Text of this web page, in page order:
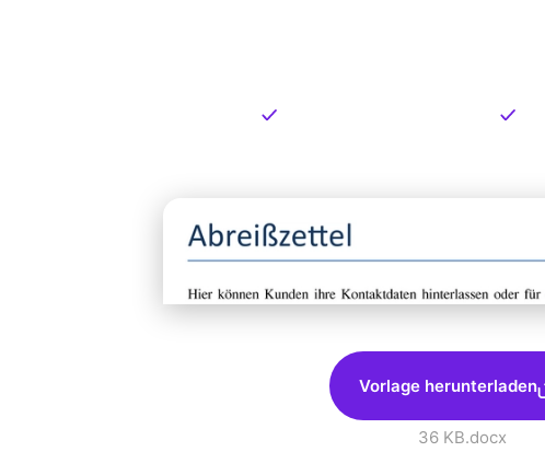
Vorlage herunterladen
36 KB.docx